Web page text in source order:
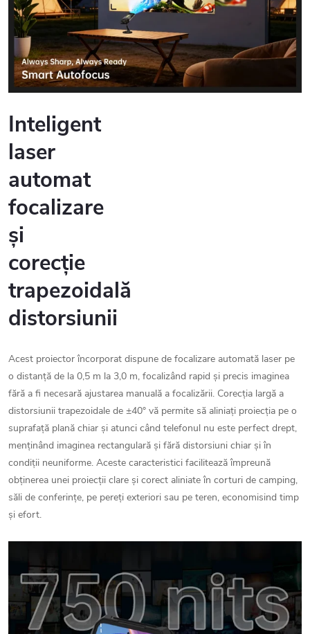
Inteligent
laser
automat
focalizare
și
corecție
trapezoidală
distorsiunii
Acest proiector încorporat dispune de focalizare automată laser pe
o distanță de la 0,5 m la 3,0 m, focalizând rapid și precis imaginea
fără a fi necesară ajustarea manuală a focalizării. Corecția largă a
distorsiunii trapezoidale de ±40° vă permite să aliniați proiecția pe o
suprafață plană chiar și atunci când telefonul nu este perfect drept,
menținând imaginea rectangulară și fără distorsiuni chiar și în
condiții neuniforme. Aceste caracteristici facilitează împreună
obținerea unei proiecții clare și corect aliniate în corturi de camping,
săli de conferințe, pe pereți exteriori sau pe teren, economisind timp
și efort.